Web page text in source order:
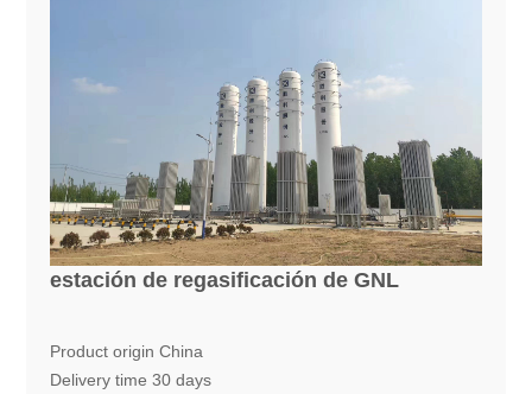
estación de regasificación de GNL
Product origin China
Delivery time 30 days